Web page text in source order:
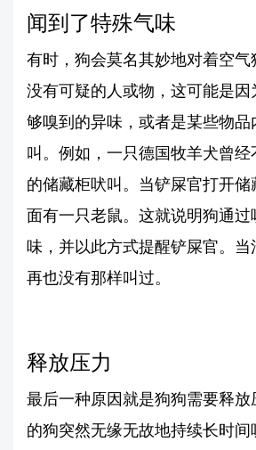
闻到了特殊气味
有时，狗会莫名其妙地对着空
没有可疑的人或物，这可能是
够嗅到的异味，或者是某些物品
叫。例如，一只德国牧羊犬曾经
的储藏柜吠叫。当铲屎官打开储
面有一只老鼠。这就说明狗通
味，并以此方式提醒铲屎官。当
再也没有那样叫过。
释放压力
最后一种原因就是狗狗需要释放
的狗突然无缘无故地持续长时间